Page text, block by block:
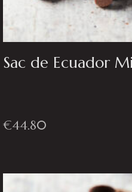
Sac de Ecuador
€44.80